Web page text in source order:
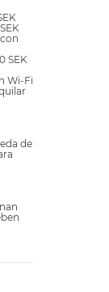
SEK
Wi-Fi
de